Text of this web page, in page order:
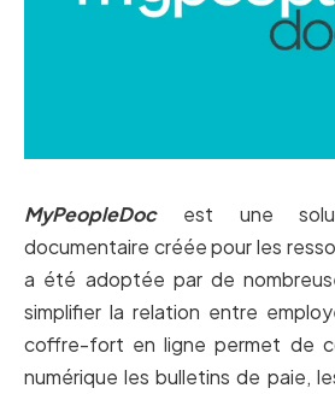
MyPeopleDocest une
documentaire créée pour les
a été adoptée par de
simplifier la relation entre
coffre-fort en ligne permet de
numérique les bulletins de paie,